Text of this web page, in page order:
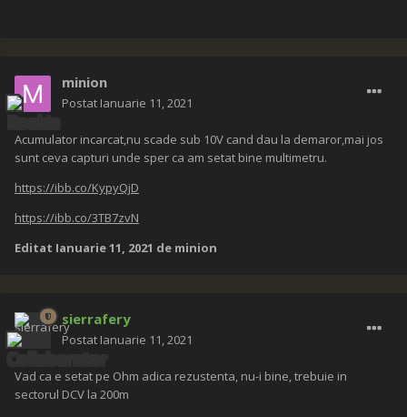
minion
Postat Ianuarie 11, 2021
Acumulator incarcat,nu scade sub 10V cand dau la demaror,mai jos
sunt ceva capturi unde sper ca am setat bine multimetru.
https://ibb.co/KypyQjD
https://ibb.co/3TB7zvN
Editat Ianuarie 11, 2021 de minion
sierrafery
Postat Ianuarie 11, 2021
Vad ca e setat pe Ohm adica rezustenta, nu-i bine, trebuie in
sectorul DCV la 200m